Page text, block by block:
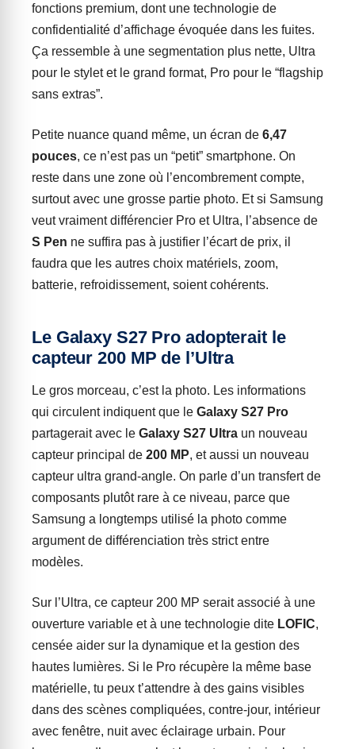
fonctions premium, dont une technologie de
confidentialité d’affichage évoquée dans les fuites.
Ça ressemble à une segmentation plus nette, Ultra
pour le stylet et le grand format, Pro pour le “flagship
sans extras”.
Petite nuance quand même, un écran de 6,47
pouces, ce n’est pas un “petit” smartphone. On
reste dans une zone où l’encombrement compte,
surtout avec une grosse partie photo. Et si Samsung
veut vraiment différencier Pro et Ultra, l’absence de
S Pen ne suffira pas à justifier l’écart de prix, il
faudra que les autres choix matériels, zoom,
batterie, refroidissement, soient cohérents.
Le Galaxy S27 Pro adopterait le
capteur 200 MP de l’Ultra
Le gros morceau, c’est la photo. Les informations
qui circulent indiquent que le Galaxy S27 Pro
partagerait avec le Galaxy S27 Ultra un nouveau
capteur principal de 200 MP, et aussi un nouveau
capteur ultra grand-angle. On parle d’un transfert de
composants plutôt rare à ce niveau, parce que
Samsung a longtemps utilisé la photo comme
argument de différenciation très strict entre
modèles.
Sur l’Ultra, ce capteur 200 MP serait associé à une
ouverture variable et à une technologie dite LOFIC,
censée aider sur la dynamique et la gestion des
hautes lumières. Si le Pro récupère la même base
matérielle, tu peux t’attendre à des gains visibles
dans des scènes compliquées, contre-jour, intérieur
avec fenêtre, nuit avec éclairage urbain. Pour